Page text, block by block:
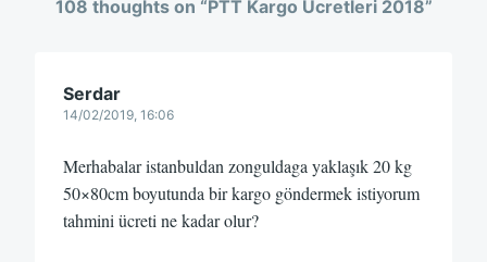
108 thoughts on “PTT Kargo Ücretleri 2018”
Serdar
14/02/2019, 16:06
Merhabalar istanbuldan zonguldaga yaklaşık 20 kg
50×80cm boyutunda bir kargo göndermek istiyorum
tahmini ücreti ne kadar olur?